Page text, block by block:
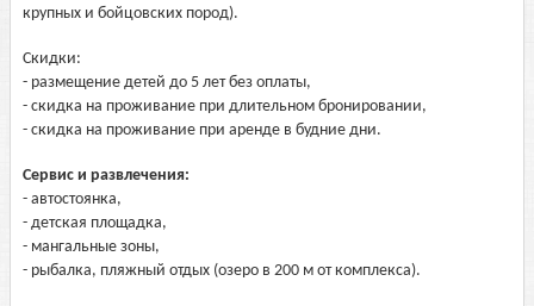
крупных и бойцовских пород).
Скидки:
- размещение детей до 5 лет без оплаты,
- скидка на проживание при длительном бронировании,
- скидка на проживание при аренде в будние дни.
Сервис и развлечения:
- автостоянка,
- детская площадка,
- мангальные зоны,
- рыбалка, пляжный отдых (озеро в 200 м от комплекса).